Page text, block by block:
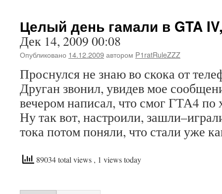
Целый день гамали в GTA
Дек 14, 2009 00:08
Опубликовано 14.12.2009автором P1ratRuleZZZ
Проснулся не знаю во скока от
Друган звонил, увидев мое
вечером написал, что смог ГТА4 по
Ну так вот, настроили,
тока потом поняли, что стали уже
89034 total views , 1 views today